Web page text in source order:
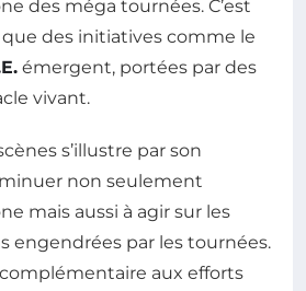
des méga tournées. C’est
des initiatives comme le
émergent, portées par des
vivant.
s’illustre par son
non seulement
mais aussi à agir sur les
engendrées par les tournées.
aux efforts